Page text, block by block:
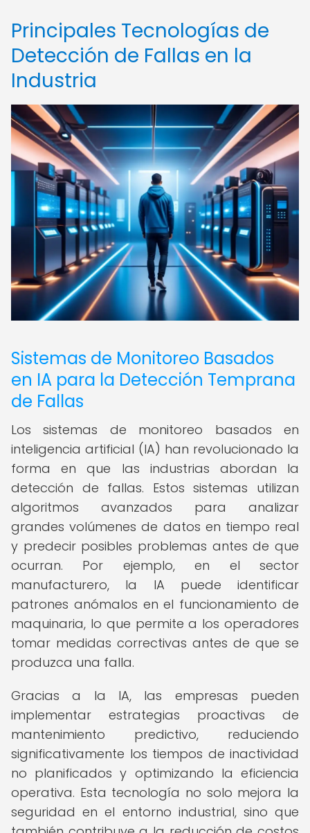
Principales Tecnologías de
Detección de Fallas en la
Industria
Sistemas de Monitoreo Basados
en IA para la Detección Temprana
de Fallas
Los sistemas de monitoreo basados en
inteligencia artificial (IA) han revolucionado la
forma en que las industrias abordan la
detección de fallas. Estos sistemas utilizan
algoritmos avanzados para analizar
grandes volúmenes de datos en tiempo real
y predecir posibles problemas antes de que
ocurran. Por ejemplo, en el sector
manufacturero, la IA puede identificar
patrones anómalos en el funcionamiento de
maquinaria, lo que permite a los operadores
tomar medidas correctivas antes de que se
produzca una falla.
Gracias a la IA, las empresas pueden
implementar estrategias proactivas de
mantenimiento predictivo, reduciendo
significativamente los tiempos de inactividad
no planificados y optimizando la eficiencia
operativa. Esta tecnología no solo mejora la
seguridad en el entorno industrial, sino que